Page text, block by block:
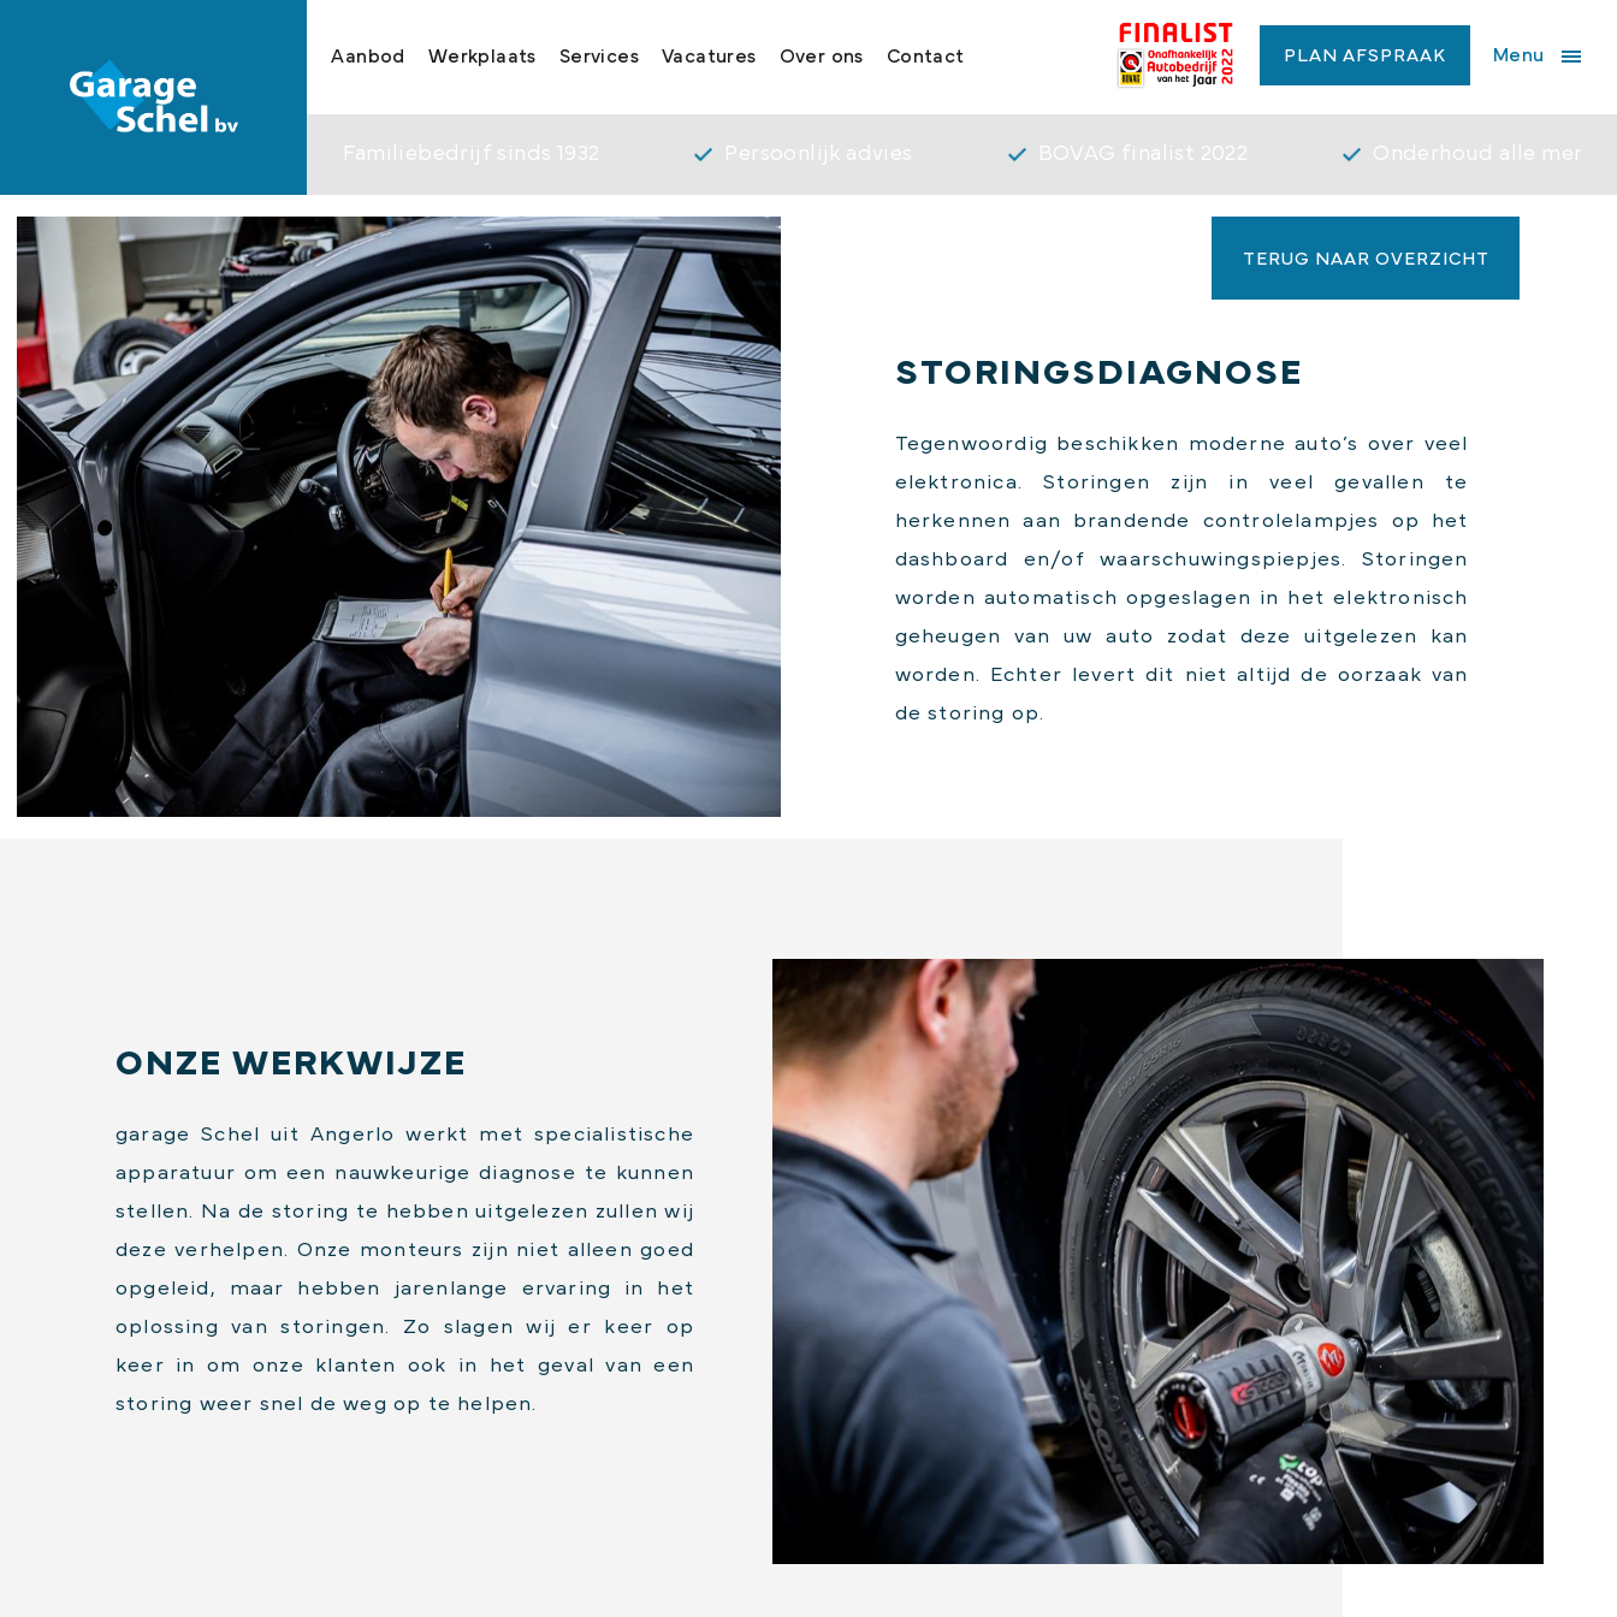
Aanbod Werkplaats Services Vacatures Over ons Contact PLAN AFSPRAAK Menu
Familiebedrijf sinds 1932 Persoonlijk advies BOVAG finalist 2022 Onderhoud alle
TERUG NAAR OVERZICHT
STORINGSDIAGNOSE
Tegenwoordig beschikken moderne auto’s over veel
elektronica. Storingen zijn in veel gevallen te
herkennen aan brandende controlelampjes op het
dashboard en/of waarschuwingspiepjes. Storingen
worden automatisch opgeslagen in het elektronisch
geheugen van uw auto zodat deze uitgelezen kan
worden. Echter levert dit niet altijd de oorzaak van
de storing op.
ONZE WERKWIJZE
garage Schel uit Angerlo werkt met specialistische
apparatuur om een nauwkeurige diagnose te kunnen
stellen. Na de storing te hebben uitgelezen zullen wij
deze verhelpen. Onze monteurs zijn niet alleen goed
opgeleid, maar hebben jarenlange ervaring in het
oplossing van storingen. Zo slagen wij er keer op
keer in om onze klanten ook in het geval van een
storing weer snel de weg op te helpen.